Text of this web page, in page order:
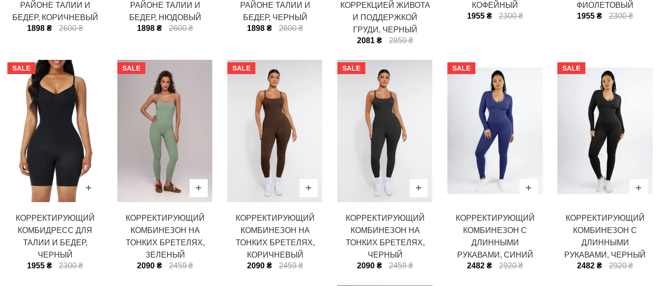
РАЙОНЕ ТАЛИИ И
БЕДЕР, КОРИЧНЕВЫЙ
1898 ₴
2600 ₴
РАЙОНЕ ТАЛИИ И
БЕДЕР, НЮДОВЫЙ
1898 ₴
2600 ₴
РАЙОНЕ ТАЛИИ И
БЕДЕР, ЧЕРНЫЙ
1898 ₴
2600 ₴
КОРРЕКЦИЕЙ ЖИВОТА
И ПОДДЕРЖКОЙ
ГРУДИ, ЧЕРНЫЙ
2081 ₴
2850 ₴
КОФЕЙНЫЙ
1955 ₴
2300 ₴
ФИОЛЕТОВЫЙ
1955 ₴
2300 ₴
SALE
КОРРЕКТИРУЮЩИЙ
КОМБИДРЕСС ДЛЯ
ТАЛИИ И БЕДЕР,
ЧЕРНЫЙ
1955 ₴
2300 ₴
SALE
КОРРЕКТИРУЮЩИЙ
КОМБИНЕЗОН НА
ТОНКИХ БРЕТЕЛЯХ,
ЗЕЛЕНЫЙ
2090 ₴
2459 ₴
SALE
КОРРЕКТИРУЮЩИЙ
КОМБИНЕЗОН НА
ТОНКИХ БРЕТЕЛЯХ,
КОРИЧНЕВЫЙ
2090 ₴
2459 ₴
SALE
КОРРЕКТИРУЮЩИЙ
КОМБИНЕЗОН НА
ТОНКИХ БРЕТЕЛЯХ,
ЧЕРНЫЙ
2090 ₴
2459 ₴
SALE
КОРРЕКТИРУЮЩИЙ
КОМБИНЕЗОН С
ДЛИННЫМИ
РУКАВАМИ, СИНИЙ
2482 ₴
2920 ₴
SALE
КОРРЕКТИРУЮЩИЙ
КОМБИНЕЗОН С
ДЛИННЫМИ
РУКАВАМИ, ЧЕРНЫЙ
2482 ₴
2920 ₴